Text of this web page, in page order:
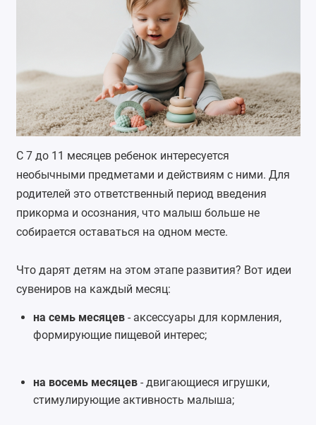
С 7 до 11 месяцев ребенок интересуется
необычными предметами и действиям с ними. Для
родителей это ответственный период введения
прикорма и осознания, что малыш больше не
собирается оставаться на одном месте.
Что дарят детям на этом этапе развития? Вот идеи
сувениров на каждый месяц:
на семь месяцев- аксессуары для кормления,
формирующие пищевой интерес;
на восемь месяцев- двигающиеся игрушки,
стимулирующие активность малыша;